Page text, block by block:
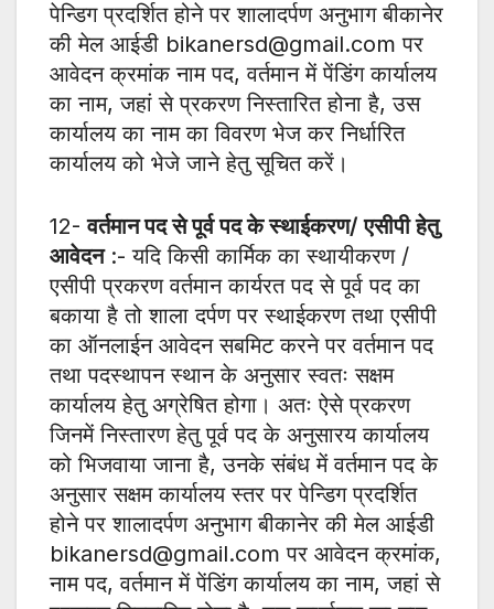
पेन्डिग प्रदर्शित होने पर शालादर्पण अनुभाग बीकानेर
की मेल आईडी bikanersd@gmail.com पर
आवेदन क्रमांक नाम पद, वर्तमान में पेंडिंग कार्यालय
का नाम, जहां से प्रकरण निस्तारित होना है, उस
कार्यालय का नाम का विवरण भेज कर निर्धारित
कार्यालय को भेजे जाने हेतु सूचित करें।
12-वर्तमान पद से पूर्व पद के स्थाईकरण/ एसीपी हेतु
आवेदन:- यदि किसी कार्मिक का स्थायीकरण /
एसीपी प्रकरण वर्तमान कार्यरत पद से पूर्व पद का
बकाया है तो शाला दर्पण पर स्थाईकरण तथा एसीपी
का ऑनलाईन आवेदन सबमिट करने पर वर्तमान पद
तथा पदस्थापन स्थान के अनुसार स्वतः सक्षम
कार्यालय हेतु अग्रेषित होगा। अतः ऐसे प्रकरण
जिनमें निस्तारण हेतु पूर्व पद के अनुसारय कार्यालय
को भिजवाया जाना है, उनके संबंध में वर्तमान पद के
अनुसार सक्षम कार्यालय स्तर पर पेन्डिग प्रदर्शित
होने पर शालादर्पण अनुभाग बीकानेर की मेल आईडी
bikanersd@gmail.com पर आवेदन क्रमांक,
नाम पद, वर्तमान में पेंडिंग कार्यालय का नाम, जहां से